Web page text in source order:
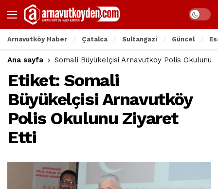
Arnavutköy Haber Çatalca Sultangazi Güncel
Ana sayfa Somali Büyükelçisi Arnavutköy Polis Okulunu
Etiket: Somali
Büyükelçisi Arnavutköy
Polis Okulunu Ziyaret
Etti